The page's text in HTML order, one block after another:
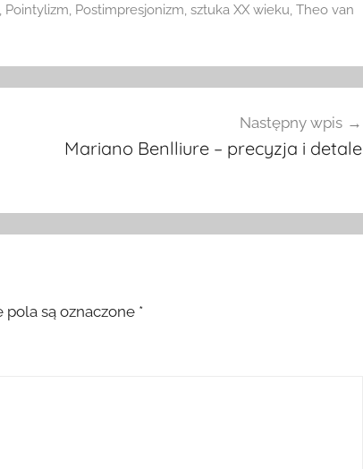
, Pointylizm, Postimpresjonizm, sztuka XX wieku, Theo van
Następny wpis
Mariano Benlliure – precyzja i detale
są oznaczone *